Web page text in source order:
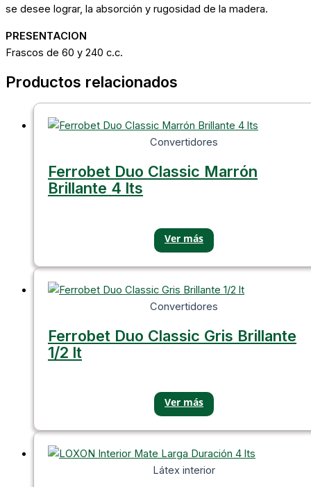
se desee lograr, la absorción y rugosidad de la madera.
PRESENTACION
Frascos de 60 y 240 c.c.
Productos relacionados
Convertidores
Ferrobet Duo Classic Marrón
Brillante 4 lts
Convertidores
Ferrobet Duo Classic Gris Brillante
1/2 lt
Látex interior